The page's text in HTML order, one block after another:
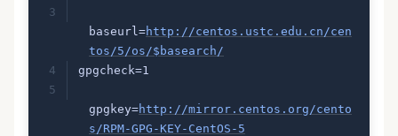
baseurl=http://centos.ustc.edu.cn/cen
tos/5/os/$basearch/
gpgcheck=1
gpgkey=http://mirror.centos.org/cento
s/RPM-GPG-KEY-CentOS-5